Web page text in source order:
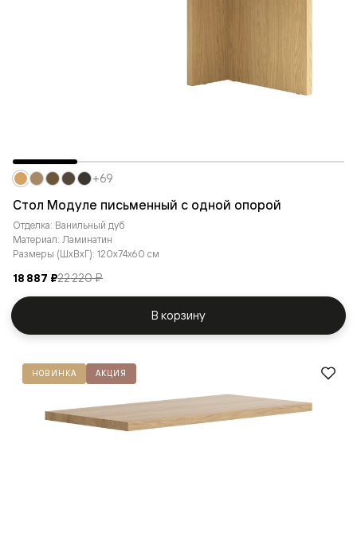
Стол Модуле письменный с одной опорой
Отделка: Ванильный дуб
Материал: Ламинатин
Размеры (ШxВxГ): 120x74x60 см
18 887 ₽22 220 ₽
+69
В корзину
НОВИНКА АКЦИЯ